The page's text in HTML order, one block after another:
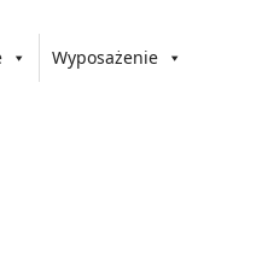
Wyposażenie